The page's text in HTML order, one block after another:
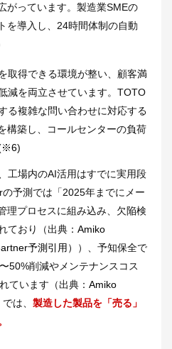
がっています。製造業SMEの
を導入し、24時間体制の自動
取得できる環境が整い、顧客満
減を両立させています。TOTO
る複雑な問い合わせに対応する
構築し、コールセンターの負荷
※6)
工場内のAI活用はすでに実用段
予測では「2025年までにメー
理プロセスに組み込み、欠陥検
ており（出典： Amiko
予測引用）
）、予知保全で
50%削減やメンテナンスコス
ています（出典： Amiko
は、 製造した製品を「売る」